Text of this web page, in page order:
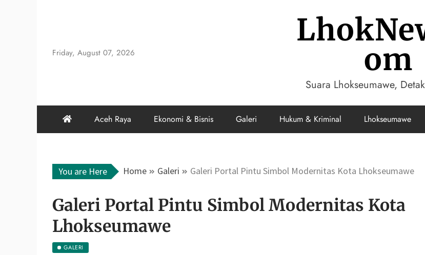
Friday, August 07, 2026 om
Suara Lhokseumawe,
Aceh Raya Ekonomi & Bisnis Galeri Hukum & Kriminal Lhokseumawe
You are Here Home Galeri Galeri Portal Pintu Simbol Modernitas Kota Lhokseumawe
Galeri Portal Pintu Simbol Modernitas Kota
Lhokseumawe
GALERI